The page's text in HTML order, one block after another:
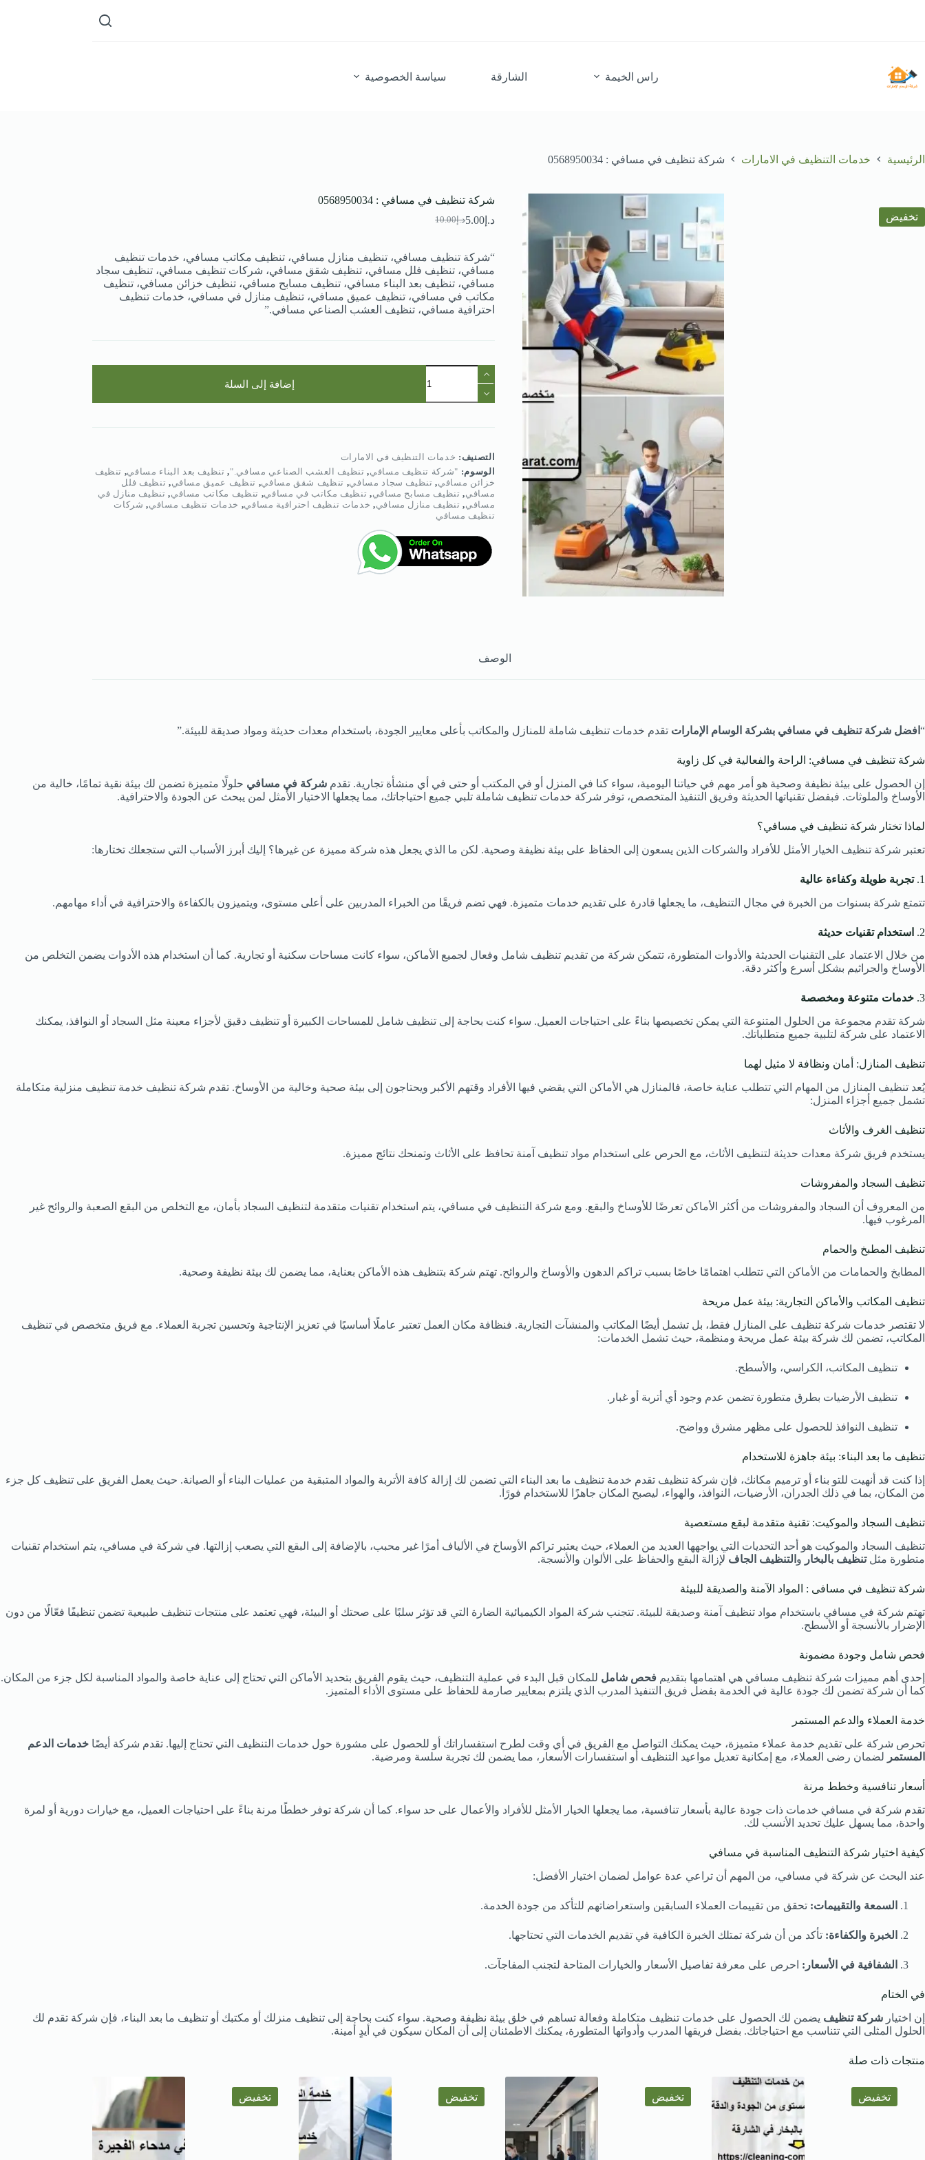
راس الخيمة الشارقة سياسة الخصوصية
الرئيسية خدمات التنظيف في الامارات شركة تنظيف في مسافي : 0568950034
تخفيض
شركة تنظيف في مسافي : 0568950034
د.إ10.00
السعر
د.إ10.00.
د.إ 5.00السعر
د.إ5.00.
“شركة تنظيف مسافي، تنظيف منازل مسافي، تنظيف مكاتب مسافي، خدمات تنظيف
مسافي، تنظيف فلل مسافي، تنظيف شقق مسافي، شركات تنظيف مسافي، تنظيف سجاد
مسافي، تنظيف بعد البناء مسافي، تنظيف مسابح مسافي، تنظيف خزائن مسافي، تنظيف
مكاتب في مسافي، تنظيف عميق مسافي، تنظيف منازل في مسافي، خدمات تنظيف
احترافية مسافي، تنظيف العشب الصناعي مسافي.”
كمية
شركة
تنظيف
إضافة إلى السلة
التصنيف: خدمات التنظيف في الامارات
الوسوم: "شركة تنظيف مسافي, تنظيف العشب الصناعي مسافي.", تنظيف بعد البناء مسافي, تنظيف
خزائن مسافي, تنظيف سجاد مسافي, تنظيف شقق مسافي, تنظيف عميق مسافي, تنظيف فلل
مسافي, تنظيف مسابح مسافي, تنظيف مكاتب في مسافي, تنظيف مكاتب مسافي, تنظيف منازل في
مسافي, تنظيف منازل مسافي, خدمات تنظيف احترافية مسافي, خدمات تنظيف مسافي, شركات
تنظيف مسافي
الوصف
“ افضل شركة تنظيف في مسافي بشركة الوسام الإمارات تقدم خدمات تنظيف شاملة للمنازل والمكاتب بأعلى معايير الجودة، باستخدام معدات حديثة ومواد صديقة للبيئة.”
شركة تنظيف في مسافي: الراحة والفعالية في كل زاوية
إن الحصول على بيئة نظيفة وصحية هو أمر مهم في حياتنا اليومية، سواء كنا في المنزل أو في المكتب أو حتى في أي منشأة تجارية. تقدم شركة في مسافي حلولًا متميزة تضمن لك بيئة نقية تمامًا، خالية من
الأوساخ والملوثات. فبفضل تقنياتها الحديثة وفريق التنفيذ المتخصص، توفر شركة خدمات تنظيف شاملة تلبي جميع احتياجاتك، مما يجعلها الاختيار الأمثل لمن يبحث عن الجودة والاحترافية.
لماذا تختار شركة تنظيف في مسافي؟
تعتبر شركة تنظيف الخيار الأمثل للأفراد والشركات الذين يسعون إلى الحفاظ على بيئة نظيفة وصحية. لكن ما الذي يجعل هذه شركة مميزة عن غيرها؟ إليك أبرز الأسباب التي ستجعلك تختارها:
1. تجربة طويلة وكفاءة عالية
تتمتع شركة بسنوات من الخبرة في مجال التنظيف، ما يجعلها قادرة على تقديم خدمات متميزة. فهي تضم فريقًا من الخبراء المدربين على أعلى مستوى، ويتميزون بالكفاءة والاحترافية في أداء مهامهم.
2.
استخدام تقنيات حديثة
من خلال الاعتماد على التقنيات الحديثة والأدوات المتطورة، تتمكن شركة من تقديم تنظيف شامل وفعال لجميع الأماكن، سواء كانت مساحات سكنية أو تجارية. كما أن استخدام هذه الأدوات يضمن التخلص من
الأوساخ والجراثيم بشكل أسرع وأكثر دقة.
3. خدمات متنوعة ومخصصة
شركة تقدم مجموعة من الحلول المتنوعة التي يمكن تخصيصها بناءً على احتياجات العميل. سواء كنت بحاجة إلى تنظيف شامل للمساحات الكبيرة أو تنظيف دقيق لأجزاء معينة مثل السجاد أو النوافذ، يمكنك
الاعتماد على شركة لتلبية جميع متطلباتك.
تنظيف المنازل: أمان ونظافة لا مثيل لهما
يُعد تنظيف المنازل من المهام التي تتطلب عناية خاصة، فالمنازل هي الأماكن التي يقضي فيها الأفراد وقتهم الأكبر ويحتاجون إلى بيئة صحية وخالية من الأوساخ. تقدم شركة تنظيف خدمة تنظيف منزلية متكاملة
تشمل جميع أجزاء المنزل:
تنظيف الغرف والأثاث
يستخدم فريق شركة معدات حديثة لتنظيف الأثاث، مع الحرص على استخدام مواد تنظيف آمنة تحافظ على الأثاث وتمنحك نتائج مميزة.
تنظيف السجاد والمفروشات
من المعروف أن السجاد والمفروشات من أكثر الأماكن تعرضًا للأوساخ والبقع. ومع شركة التنظيف في مسافي، يتم استخدام تقنيات متقدمة لتنظيف السجاد بأمان، مع التخلص من البقع الصعبة والروائح غير
المرغوب فيها.
تنظيف المطبخ والحمام
المطابخ والحمامات من الأماكن التي تتطلب اهتمامًا خاصًا بسبب تراكم الدهون والأوساخ والروائح. تهتم شركة بتنظيف هذه الأماكن بعناية، مما يضمن لك بيئة نظيفة وصحية.
تنظيف المكاتب والأماكن التجارية: بيئة عمل مريحة
لا تقتصر خدمات شركة تنظيف على المنازل فقط، بل تشمل أيضًا المكاتب والمنشآت التجارية. فنظافة مكان العمل تعتبر عاملًا أساسيًا في تعزيز الإنتاجية وتحسين تجربة العملاء. مع فريق متخصص في تنظيف
المكاتب، تضمن لك شركة بيئة عمل مريحة ومنظمة، حيث تشمل الخدمات:
تنظيف المكاتب، الكراسي، والأسطح.
تنظيف الأرضيات بطرق متطورة تضمن عدم وجود أي أتربة أو غبار.
تنظيف النوافذ للحصول على مظهر مشرق وواضح.
تنظيف ما بعد البناء: بيئة جاهزة للاستخدام
إذا كنت قد أنهيت للتو بناء أو ترميم مكانك، فإن شركة تنظيف تقدم خدمة تنظيف ما بعد البناء التي تضمن لك إزالة كافة الأتربة والمواد المتبقية من عمليات البناء أو الصيانة. حيث يعمل الفريق على تنظيف كل جزء
من المكان، بما في ذلك الجدران، الأرضيات، النوافذ، والهواء، ليصبح المكان جاهزًا للاستخدام فورًا.
تنظيف السجاد والموكيت: تقنية متقدمة لبقع مستعصية
تنظيف السجاد والموكيت هو أحد التحديات التي يواجهها العديد من العملاء، حيث يعتبر تراكم الأوساخ في الألياف أمرًا غير محبب، بالإضافة إلى البقع التي يصعب إزالتها. في شركة في مسافي، يتم استخدام تقنيات
متطورة مثلتنظيف بالبخار و التنظيف الجاف لإزالة البقع والحفاظ على الألوان والأنسجة.
شركة تنظيف في مسافى : المواد الآمنة والصديقة للبيئة
تهتم شركة في مسافي باستخدام مواد تنظيف آمنة وصديقة للبيئة. تتجنب شركة المواد الكيميائية الضارة التي قد تؤثر سلبًا على صحتك أو البيئة، فهي تعتمد على منتجات تنظيف طبيعية تضمن تنظيفًا فعّالًا من دون
الإضرار بالأنسجة أو الأسطح.
فحص شامل وجودة مضمونة
إحدى أهم مميزات شركة تنظيف مسافي هي اهتمامها بتقديم فحص شامل للمكان قبل البدء في عملية التنظيف، حيث يقوم الفريق بتحديد الأماكن التي تحتاج إلى عناية خاصة والمواد المناسبة لكل جزء من المكان.
كما أن شركة تضمن لك جودة عالية في الخدمة بفضل فريق التنفيذ المدرب الذي يلتزم بمعايير صارمة للحفاظ على مستوى الأداء المتميز.
خدمة العملاء والدعم المستمر
تحرص شركة على تقديم خدمة عملاء متميزة، حيث يمكنك التواصل مع الفريق في أي وقت لطرح استفساراتك أو للحصول على مشورة حول خدمات التنظيف التي تحتاج إليها. تقدم شركة أيضًا خدمات الدعم
المستمر لضمان رضى العملاء، مع إمكانية تعديل مواعيد التنظيف أو استفسارات الأسعار، مما يضمن لك تجربة سلسة ومرضية.
أسعار تنافسية وخطط مرنة
تقدم شركة في مسافي خدمات ذات جودة عالية بأسعار تنافسية، مما يجعلها الخيار الأمثل للأفراد والأعمال على حد سواء. كما أن شركة توفر خططًا مرنة بناءً على احتياجات العميل، مع خيارات دورية أو لمرة
واحدة، مما يسهل عليك تحديد الأنسب لك.
كيفية اختيار شركة التنظيف المناسبة في مسافي
عند البحث عن شركة في مسافي، من المهم أن تراعي عدة عوامل لضمان اختيار الأفضل:
السمعة والتقييمات: تحقق من تقييمات العملاء السابقين واستعراضاتهم للتأكد من جودة الخدمة.
الخبرة والكفاءة: تأكد من أن شركة تمتلك الخبرة الكافية في تقديم الخدمات التي تحتاجها.
الشفافية في الأسعار: احرص على معرفة تفاصيل الأسعار والخيارات المتاحة لتجنب المفاجآت.
في الختام
إن اختيار شركة تنظيف يضمن لك الحصول على خدمات تنظيف متكاملة وفعالة تساهم في خلق بيئة نظيفة وصحية. سواء كنت بحاجة إلى تنظيف منزلك أو مكتبك أو تنظيف ما بعد البناء، فإن شركة تقدم لك
الحلول المثلى التي تتناسب مع احتياجاتك. بفضل فريقها المدرب وأدواتها المتطورة، يمكنك الاطمئنان إلى أن المكان سيكون في أيدٍ أمينة.
منتجات ذات صلة
تخفيض تخفيض تخفيض تخفيض